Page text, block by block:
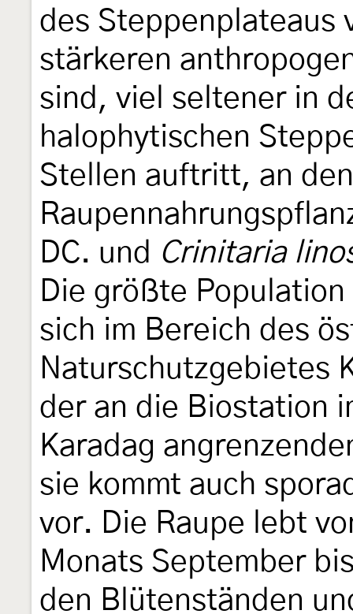
des Steppenplateaus
stärkeren
sind, viel seltener in
halophytischen
Stellen auftritt, an
DС. und Crinitaria
Die größte
sich im Bereich des
Naturschutzgebietes
der an die Biostation
Karadag
sie kommt auch
vor. Die Raupe lebt
Monats September
den Blütenständen